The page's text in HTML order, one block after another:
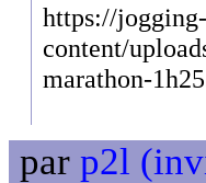
https://
content/
marathon-
par p2l